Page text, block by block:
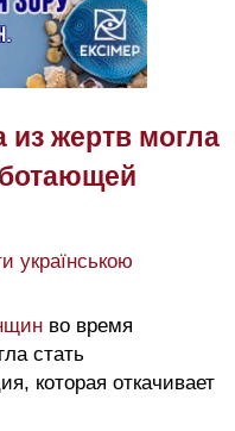
из жертв могла
українською
во время
стать
которая откачивает